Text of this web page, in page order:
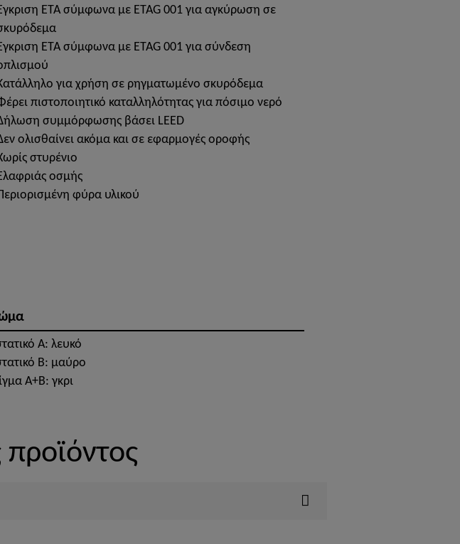
ΕΤΑ σύμφωνα με ETAG 001 για αγκύρωση σε
ΕΤΑ σύμφωνα με ETAG 001 για σύνδεση
για χρήση σε ρηγματωμένο σκυρόδεμα
πιστοποιητικό καταλληλότητας για πόσιμο νερό
συμμόρφωσης βάσει LEED
ολισθαίνει ακόμα και σε εφαρμογές οροφής
στυρένιο
οσμής
φύρα υλικού
A: λευκό
B: μαύρο
A+B: γκρι